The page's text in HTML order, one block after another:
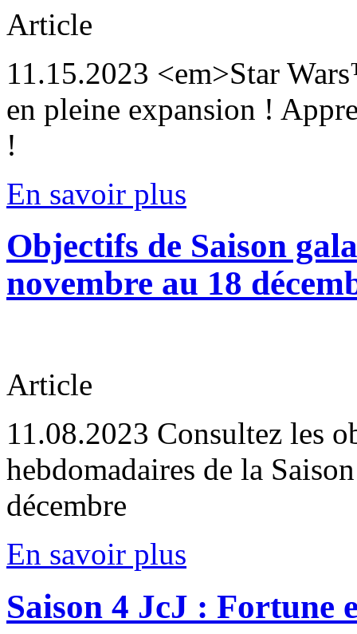
Article
11.15.2023 <em>Star
en pleine expansion !
!
En savoir plus
Objectifs de Saison
novembre au 18
Article
11.08.2023 Consultez les
hebdomadaires de la
décembre
En savoir plus
Saison 4 JcJ : Fortune